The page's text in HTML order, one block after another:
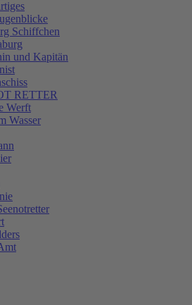
Schiffchen
und Kapitän
RETTER
Werft
Wasser